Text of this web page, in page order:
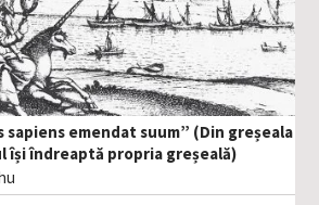
emendat suum” (Din greșeala
îndreaptă propria greșeală)